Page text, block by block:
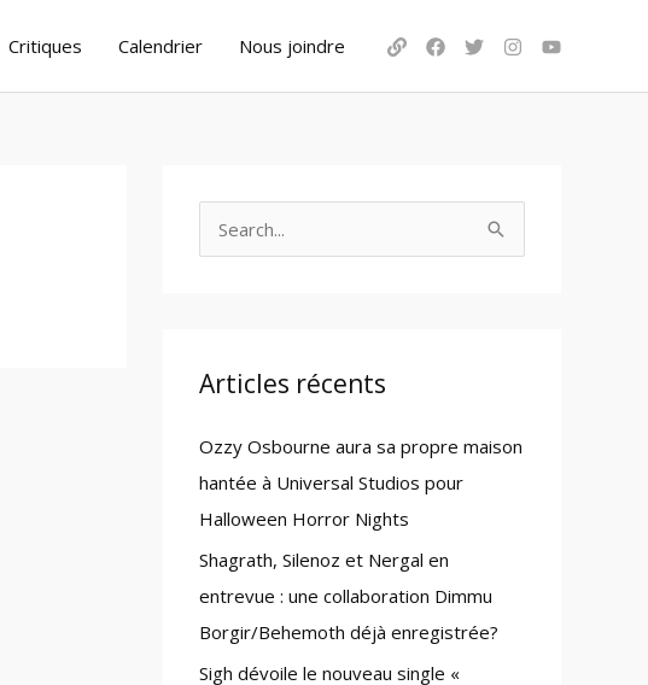
Critiques Calendrier Nous joindre
c
f
o
r
:
Articles récents
Ozzy Osbourne aura sa propre maison
hantée à Universal Studios pour
Halloween Horror Nights
Shagrath, Silenoz et Nergal en
entrevue : une collaboration Dimmu
Borgir/Behemoth déjà enregistrée?
Sigh dévoile le nouveau single «